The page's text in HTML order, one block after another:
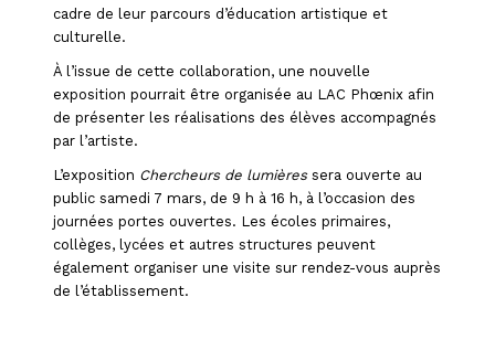
cadre de leur parcours d’éducation artistique et
culturelle.
À l’issue de cette collaboration, une nouvelle
exposition pourrait être organisée au LAC Phœnix afin
de présenter les réalisations des élèves accompagnés
par l’artiste.
L’exposition Chercheurs de lumièressera ouverte au
public samedi 7 mars, de 9 h à 16 h, à l’occasion des
journées portes ouvertes. Les écoles primaires,
collèges, lycées et autres structures peuvent
également organiser une visite sur rendez-vous auprès
de l’établissement.